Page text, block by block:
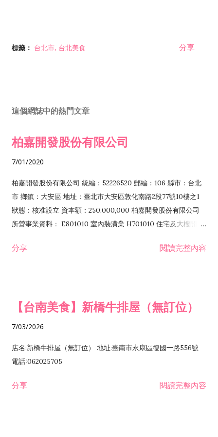
標籤： 台北市 台北美食 分享
這個網誌中的熱門文章
柏嘉開發股份有限公司
7/01/2020
柏嘉開發股份有限公司 統編：52226520 郵編：106 縣市：台北
市 鄉鎮：大安區 地址：臺北市大安區敦化南路2段77號10樓之1
狀態：核准設立 資本額：250,000,000 柏嘉開發股份有限公司
所營事業資料： E801010 室內裝潢業 H701010 住宅及大樓開發
發業 H703090 不動產買賣業 H703100 不動產租賃業 I503010
分享 閱讀完整內容
【台南美食】新橋牛排屋（無訂位）
7/03/2026
店名:新橋牛排屋（無訂位） 地址:臺南市永康區復國一路556號
電話:062025705
分享 閱讀完整內容